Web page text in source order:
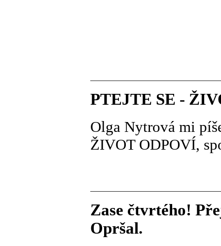
PTEJTE SE -
Olga Nytrová mi
ŽIVOT ODPOVÍ,
Zase čtvrtého!
Opršal.